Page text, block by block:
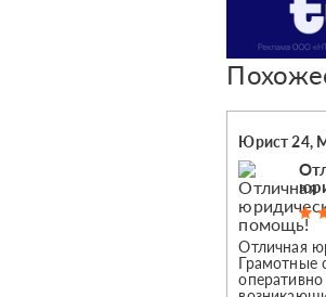
Юрист 24,
Отличная
Грамотные
оперативно